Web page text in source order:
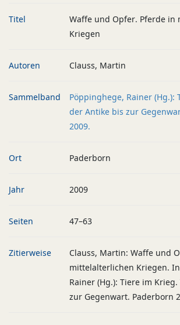
Titel
Waffe und Opfer. Pferde in
Kriegen
Autoren Clauss, Martin
Sammelband
Pöppinghege, Rainer (Hg.):
der Antike bis zur
2009.
Ort Paderborn
Jahr 2009
Seiten 47–63
Zitierweise
Clauss, Martin: Waffe und
mittelalterlichen Kriegen.
Rainer (Hg.): Tiere im
zur Gegenwart. Paderborn